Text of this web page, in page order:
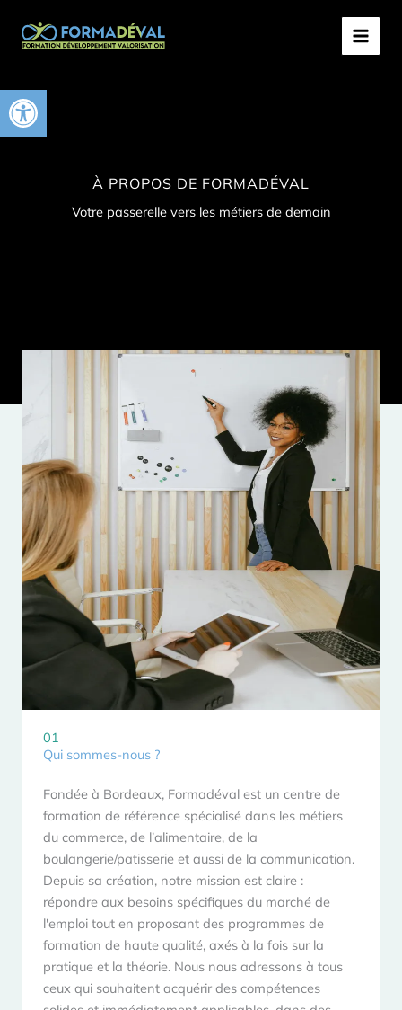
Ouvrir la barre d’outils
contenu
MAIN
À PROPOS DE FORMADÉVAL
Votre passerelle vers les métiers de demain
01
Qui sommes-nous ?
Fondée à Bordeaux, Formadéval est un centre de
formation de référence spécialisé dans les métiers
du commerce, de l’alimentaire, de la
boulangerie/patisserie et aussi de la communication.
Depuis sa création, notre mission est claire :
répondre aux besoins spécifiques du marché de
l'emploi tout en proposant des programmes de
formation de haute qualité, axés à la fois sur la
pratique et la théorie. Nous nous adressons à tous
ceux qui souhaitent acquérir des compétences